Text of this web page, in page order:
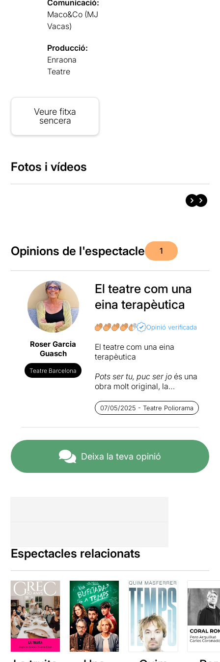
Comunicació:
Maco&Co (MJ
Vacas)
Producció:
Enraona
Teatre
Veure fitxa
sencera
Fotos i vídeos
Opinions de l'espectacle 1
Roser Garcia
Guasch
Teatre Barcelona
El teatre com una
eina terapèutica
Opinió verificada
El teatre com una eina
terapèutica
Pots ser tu, puc ser joés una
obra molt original, la
del conegut i molt reconegut
Joan Lluís Bozzo
acompanyat en aquesta
història propera. Quatre
filles interpreten diferents
arribar a un gran públic i
aconseguir millorar algun
tema, en aquest cas,
l’atenció a la salut mental
dels adolescents. La finalitat
del teatre, i el Bozzo ho sap
molt bé, és entretenir però
també te finalitats
educatives, formatives,
divulgatives i si pot remoure
07/05/2025 - Teatre Poliorama
Deixa la teva opinió
Espectacles relacionats